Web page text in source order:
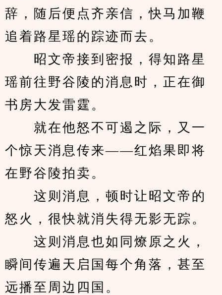
辞，随后便点齐亲信，快马加鞭
追着路星瑶的踪迹而去。
昭文帝接到密报，得知路星
瑶前往野谷陵的消息时，正在御
书房大发雷霆。
就在他怒不可遏之际，又一
个惊天消息传来——红焰果即将
在野谷陵拍卖。
这则消息，顿时让昭文帝的
怒火，很快就消失得无影无踪。
这则消息也如同燎原之火，
瞬间传遍天启国每个角落，甚至
远播至周边四国。